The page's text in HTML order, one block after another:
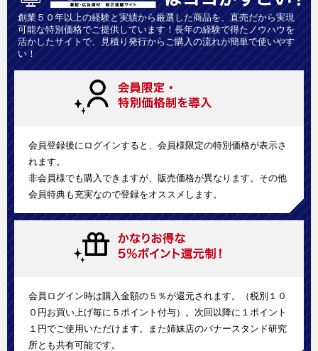
創業５０年以上の経験と実績から厳選した商品を、直売だから実現
可能な特別価格でご提供しています！長年の経験で得たノウハウを
活かしたサイトで、見積り発行からご購入の流れが簡単で使いやす
い！
会員登録後にログインすると、会員様限定の特別価格が表示さ
れます。
非会員様でも購入できますが、販売価格が異なります。その他
会員特典も充実なので登録をオススメします。
会員ログイン時は購入金額の５％が還元されます。（税別１０
０円お買い上げ毎に５ポイント付与）。次回以降に１ポイント
１円でご使用いただけます。また姉妹店のバナースタンド研究
所とも共有可能です。